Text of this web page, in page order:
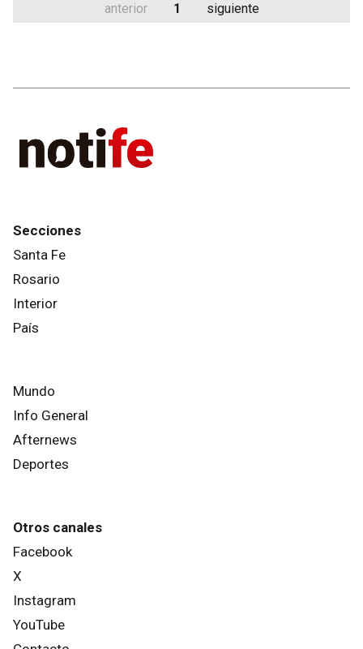
anterior 1 siguiente
Secciones
Santa Fe
Rosario
Interior
País
Mundo
Info General
Afternews
Deportes
Otros canales
Facebook
X
Instagram
YouTube